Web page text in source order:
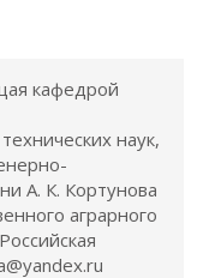
кафедрой
наук,
А. К. Кортунова
аграрного